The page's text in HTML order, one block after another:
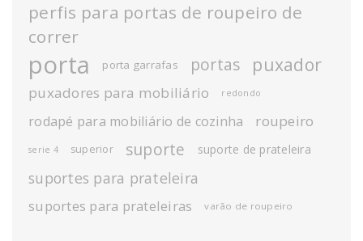
perfis para portas de roupeiro de
correr
porta porta garrafas portas puxador
puxadores para mobiliário redondo
rodapé para mobiliário de cozinha roupeiro
serie 4 superior suporte suporte de prateleira
suportes para prateleira
suportes para prateleiras varão de roupeiro